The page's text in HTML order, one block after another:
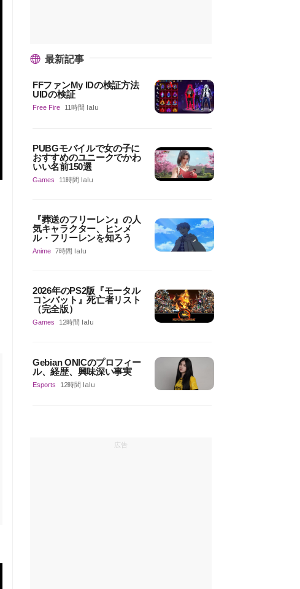
最新記事
FFファンMy IDの検証方法
UIDの検証
Free Fire 11時間 lalu
PUBGモバイルで女の子に
おすすめのユニークでかわ
いい名前150選
Games 11時間 lalu
『葬送のフリーレン』の人
気キャラクター、ヒンメ
ル・フリーレンを知ろう
Anime 7時間 lalu
2026年のPS2版『モータル
コンバット』死亡者リスト
（完全版）
Games 12時間 lalu
Gebian ONICのプロフィー
ル、経歴、興味深い事実
Esports 12時間 lalu
広告